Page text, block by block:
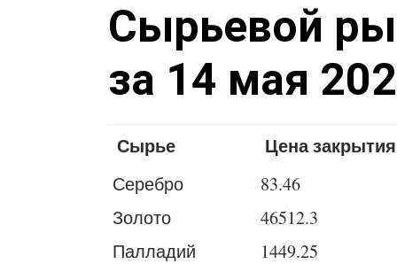
Сырьевой
за 14 мая
Сырье Цена закрытия
Серебро 83.46
Золото
46512.3
Палладий
1449.25